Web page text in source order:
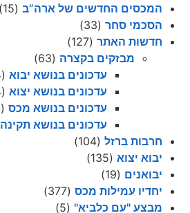
המכסים החדשים של ארה”ב (15)
הסכמי סחר (33)
חדשות האתר (127)
מבזקים בקצרה (63)
עדכונים בנושא יבוא (34)
עדכונים בנושא יצוא (14)
עדכונים בנושא מכס (24)
עדכונים בנושא תקינה
חרבות ברזל (104)
יבוא יצוא (135)
יבואנים (19)
יחדיו עמילות מכס (377)
מבצע "עם כלביא" (5)